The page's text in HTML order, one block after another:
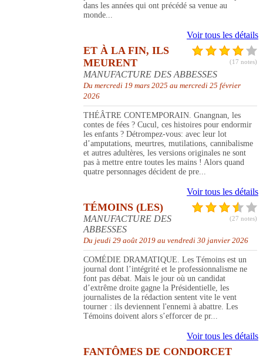
dans les années qui ont précédé sa venue au
monde...
Voir tous les détails
(17 notes)
ET À LA FIN, ILS
MEURENT
MANUFACTURE DES ABBESSES
Du mercredi 19 mars 2025 au mercredi 25 février
2026
THÉÂTRE CONTEMPORAIN. Gnangnan, les
contes de fées ? Cucul, ces histoires pour endormir
les enfants ? Détrompez-vous: avec leur lot
d’amputations, meurtres, mutilations, cannibalisme
et autres adultères, les versions originales ne sont
pas à mettre entre toutes les mains ! Alors quand
quatre personnages décident de pre...
Voir tous les détails
(27 notes)
TÉMOINS (LES)
MANUFACTURE DES
ABBESSES
Du jeudi 29 août 2019 au vendredi 30 janvier 2026
COMÉDIE DRAMATIQUE. Les Témoins est un
journal dont l’intégrité et le professionnalisme ne
font pas débat. Mais le jour où un candidat
d’extrême droite gagne la Présidentielle, les
journalistes de la rédaction sentent vite le vent
tourner : ils deviennent l'ennemi à abattre. Les
Témoins doivent alors s’efforcer de pr...
Voir tous les détails
FANTÔMES DE CONDORCET